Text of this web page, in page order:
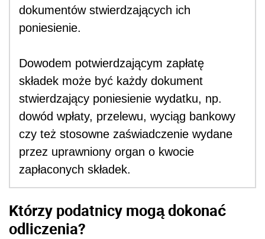
dokumentów stwierdzających ich
poniesienie.
Dowodem potwierdzającym zapłatę
składek może być każdy dokument
stwierdzający poniesienie wydatku, np.
dowód wpłaty, przelewu, wyciąg bankowy
czy też stosowne zaświadczenie wydane
przez uprawniony organ o kwocie
zapłaconych składek.
Którzy podatnicy mogą dokonać
odliczenia?